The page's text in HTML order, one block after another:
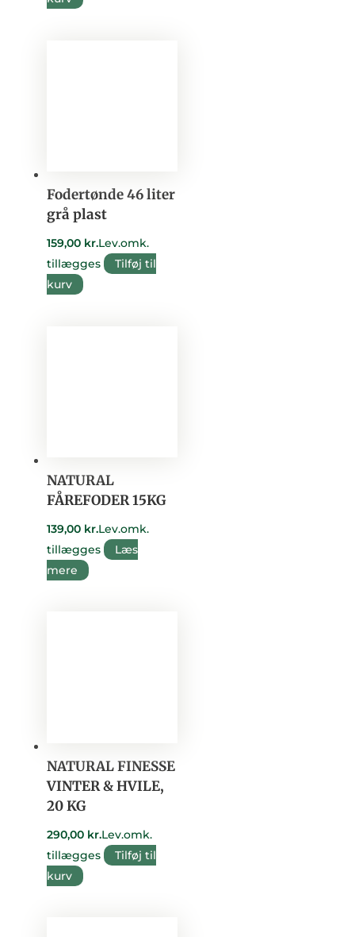
Fodertønde 46 liter
grå plast
159,00 kr.Lev.omk.
tillægges
Tilføj til
kurv
NATURAL
FÅREFODER 15KG
139,00 kr.Lev.omk.
tillægges
Læs
mere
NATURAL FINESSE
VINTER & HVILE,
20 KG
290,00 kr.Lev.omk.
tillægges
Tilføj til
kurv